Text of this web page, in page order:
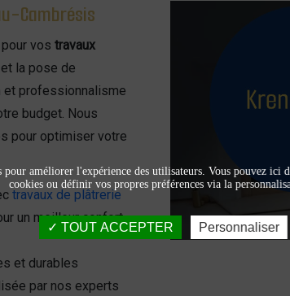
Cambrésis
vos travaux
la pose de
et professionnalisme
budget. Nous
pour optimiser votre
travaux de plâtrerie
un meilleur confort
et durables
par nos experts
pour améliorer l'expérience des utilisateurs. Vous pouvez ici
cookies ou définir vos propres préférences via la
TOUT ACCEPTER Personnaliser